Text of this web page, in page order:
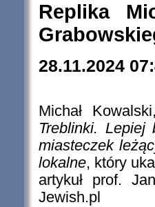
Replika
28.11.2024
Michał
Treblinki. Lepiej
miasteczek
lokalne, który
artykuł prof.
Jewish.pl